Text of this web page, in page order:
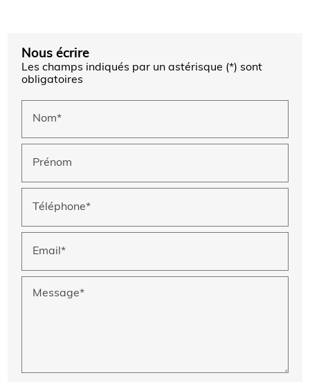
Nous écrire
Les champs indiqués par un astérisque (*) sont
obligatoires
Nom*
Prénom
Téléphone*
Email*
Message*